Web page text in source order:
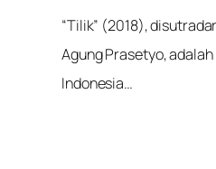
“Tilik” (2018),
Agung Prasetyo,
Indonesia…